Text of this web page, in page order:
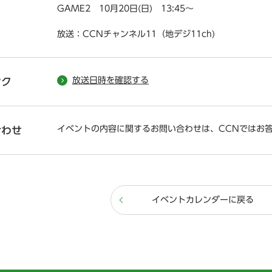
GAME2 10月20日(日) 13:45～
放送：CCNチャンネル11（地デジ11ch)
放送日時を確認する
せ イベントの内容に関するお問い合わせは、CCNではお
イベントカレンダーに戻る